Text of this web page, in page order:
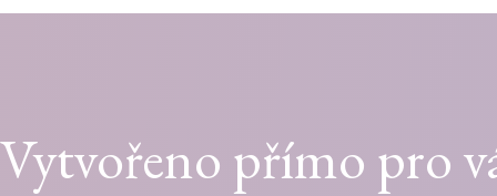
Vytvořeno přímo pro